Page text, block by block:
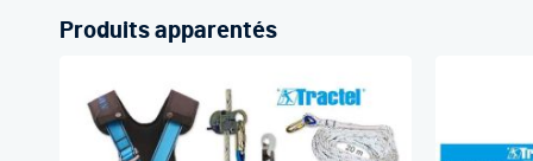
Produits apparentés